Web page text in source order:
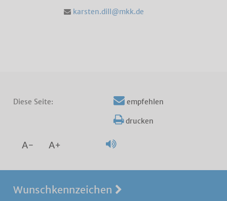
karsten.dill@mkk.de
Diese Seite: empfehlen
drucken
A- A+
Wunschkennzeichen